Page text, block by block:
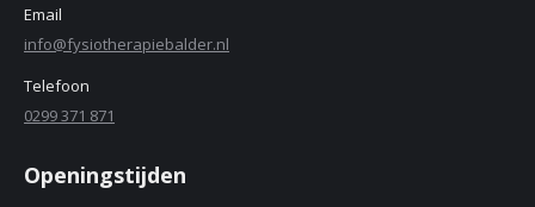
Email
info@fysiotherapiebalder.nl
Telefoon
0299 371 871
Openingstijden